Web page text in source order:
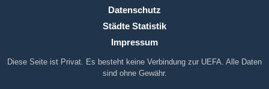
Datenschutz
Städte Statistik
Impressum
Diese Seite ist Privat. Es besteht keine Verbindung zur UEFA. Alle Daten
sind ohne Gewähr.